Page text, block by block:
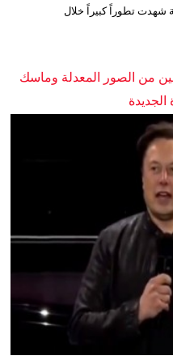
شهدت تطوراً كبيراً خلال
من الصور المعدلة وماسك
الجديدة